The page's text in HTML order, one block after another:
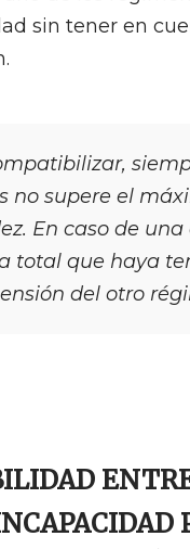
sin tener en
no supere el
En caso de
total que haya
del otro